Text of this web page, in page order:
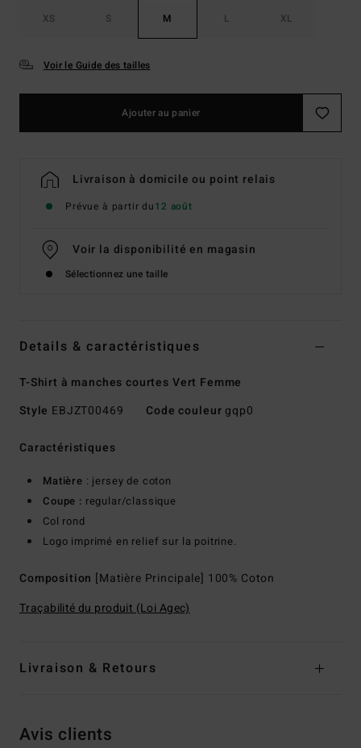
XS S M L XL
Voir le Guide des tailles
Ajouter au panier
Livraison à domicile ou point relais
Prévue à partir du12 août
Voir la disponibilité en magasin
Sélectionnez une taille
Details & caractéristiques
T-Shirt à manches courtes Vert Femme
Style EBJZT00469 Code couleur gqp0
Caractéristiques
Matière : jersey de coton
Coupe : regular/classique
Col rond
Logo imprimé en relief sur la poitrine.
Composition [Matière Principale] 100% Coton
Traçabilité du produit (Loi Agec)
Livraison & Retours
Avis clients